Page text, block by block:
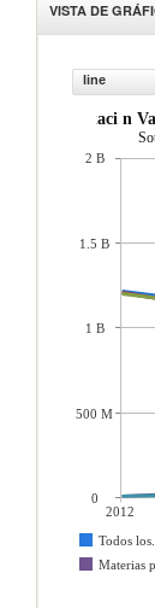
VISTA DE
line
exportaci n
2012
Todos los...
Materias
2 B
1.5 B
1 B
500 M
0